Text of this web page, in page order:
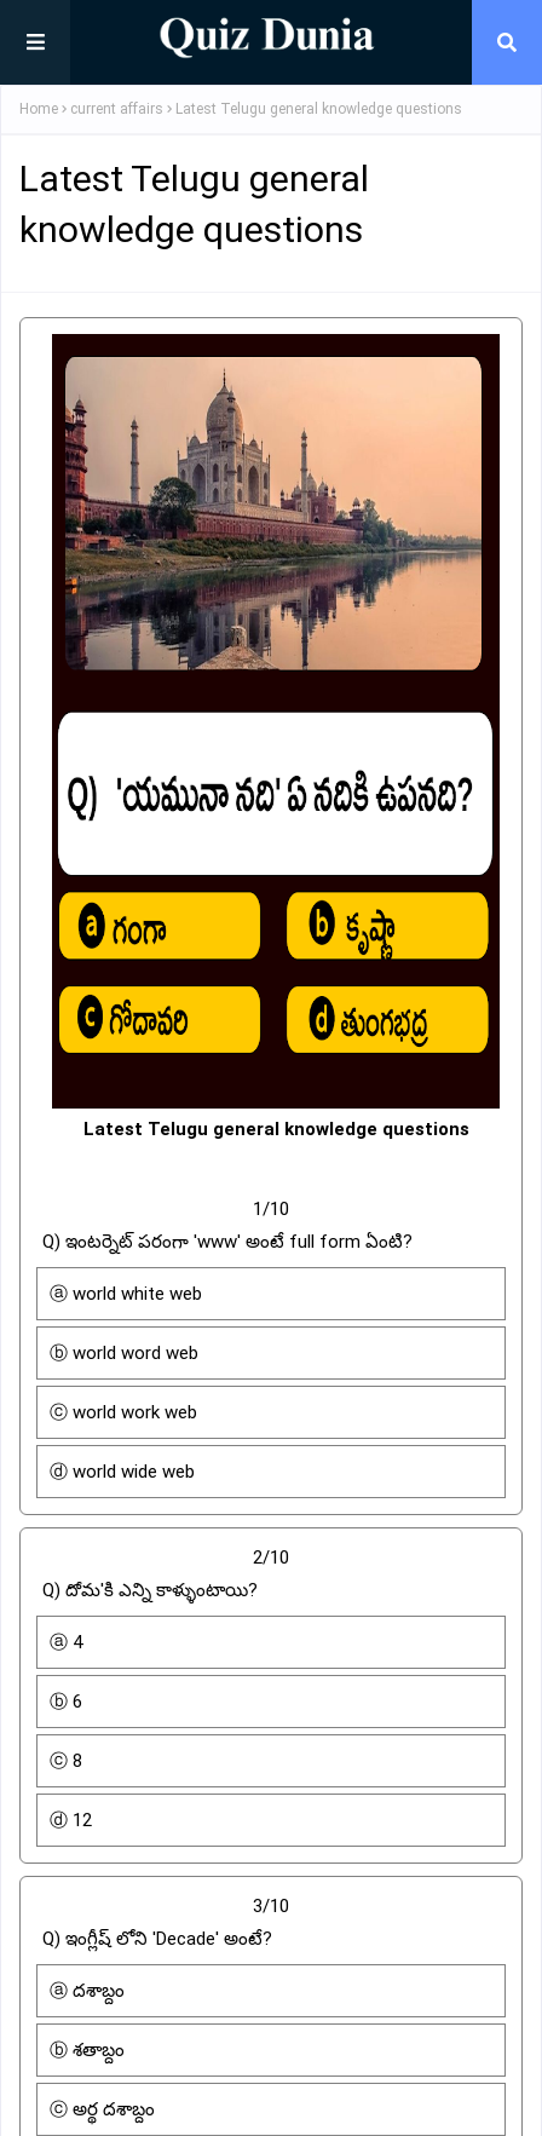
Home current affairs Latest Telugu general knowledge questions
Latest Telugu general
knowledge questions
Latest Telugu general knowledge questions
1/10
Q) ఇంటర్నెట్ పరంగా 'www' అంటే full form ఏంటి?
ⓐ world white web
ⓑ world word web
ⓒ world work web
ⓓ world wide web
2/10
Q) దోమ'కి ఎన్ని కాళ్ళుంటాయి?
ⓐ 4
ⓑ 6
ⓒ 8
ⓓ 12
3/10
Q) ఇంగ్లీష్ లోని 'Decade' అంటే?
ⓐ దశాబ్దం
ⓑ శతాబ్దం
ⓒ అర్థ దశాబ్దం